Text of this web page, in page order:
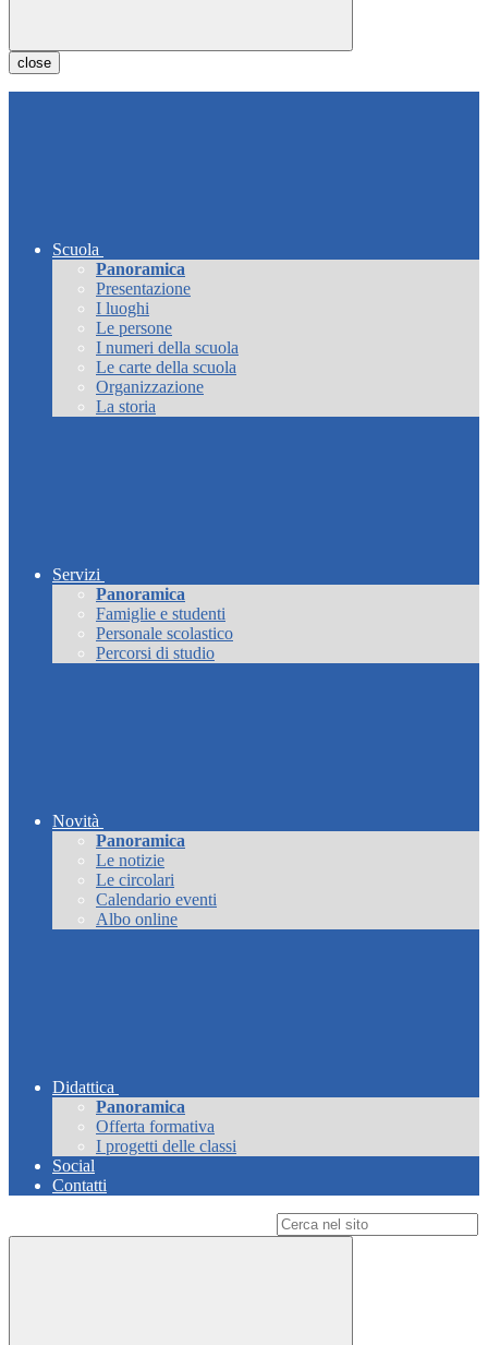
close
Scuola
Panoramica
Presentazione
I luoghi
Le persone
I numeri della scuola
Le carte della scuola
Organizzazione
La storia
Servizi
Panoramica
Famiglie e studenti
Personale scolastico
Percorsi di studio
Novità
Panoramica
Le notizie
Le circolari
Calendario eventi
Albo online
Didattica
Panoramica
Offerta formativa
I progetti delle classi
Social
Contatti